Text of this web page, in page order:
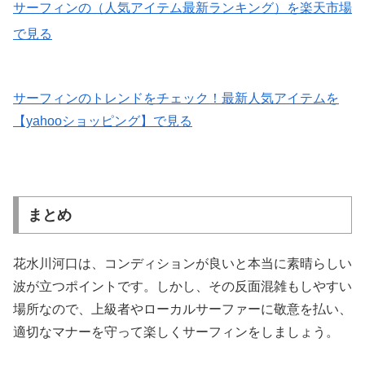
サーフィンの（人気アイテム最新ランキング）を楽天市場
で見る
サーフィンのトレンドをチェック！最新人気アイテムを
【yahooショッピング】で見る
まとめ
花水川河口は、コンディションが良いと本当に素晴らしい
波が立つポイントです。しかし、その反面混雑もしやすい
場所なので、上級者やローカルサーファーに敬意を払い、
適切なマナーを守って楽しくサーフィンをしましょう。